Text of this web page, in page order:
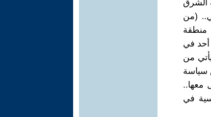
الشرق
(من
منطقة
أحد في
من
سياسة
معها..
في